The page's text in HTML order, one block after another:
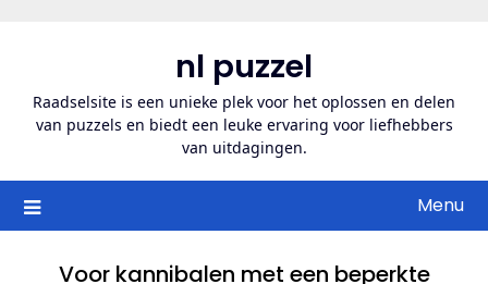
inhoud
nl puzzel
Raadselsite is een unieke plek voor het oplossen en delen
van puzzels en biedt een leuke ervaring voor liefhebbers
van uitdagingen.
Menu
Voor kannibalen met een beperkte